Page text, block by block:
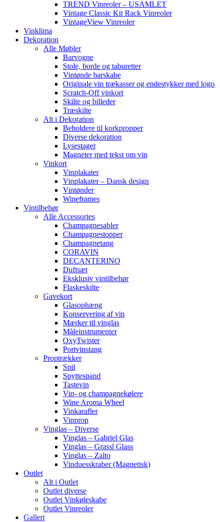
TREND Vinreoler – USAMLET
Vintage Classic Kit Rack Vinreoler
VintageView Vinreoler
Vinklima
Dekoration
Alle Møbler
Barvogne
Stole, borde og taburetter
Vintønde barskabe
Originale vin trækasser og endestykker med logo
Scratch-Off vinkort
Skilte og billeder
Træskilte
Alt i Dekoration
Beholdere til korkpropper
Diverse dekoration
Lysestager
Magneter med tekst om vin
Vinkort
Vinplakater
Vinplakater – Dansk design
Vintønder
Wineframes
Vintilbehør
Alle Accessories
Champagnesabler
Champagnestopper
Champagnetang
CORAVIN
DECANTERINO
Duftsæt
Eksklusiv vintilbehør
Flaskeskilte
Gavekort
Glasophæng
Konservering af vin
Mærker til vinglas
Måleinstrumenter
OxyTwister
Portvinstang
Proptrækker
Spil
Spyttespand
Tastevin
Vin- og champagnekølere
Wine Aroma Wheel
Vinkarafler
Vinprop
Vinglas – Diverse
Vinglas – Gabriel Glas
Vinglas – Grassl Glass
Vinglas – Zalto
Vinduesskraber (Magnetisk)
Outlet
Alt i Outlet
Outlet diverse
Outlet Vinkøleskabe
Outlet Vinreoler
Galleri